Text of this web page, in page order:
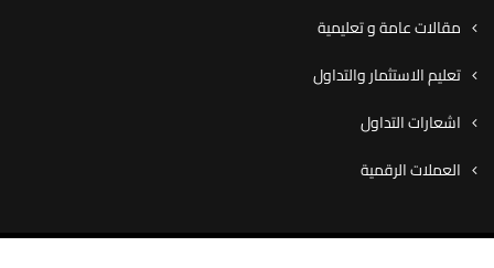
مقالات عامة و تعليمية
تعليم الاستثمار والتداول
اشعارات التداول
العملات الرقمية